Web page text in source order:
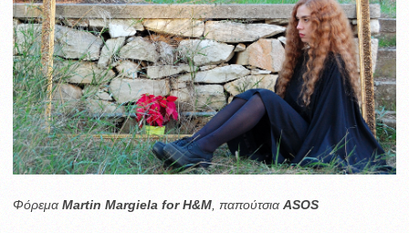
Φόρεμα Martin Margiela for H&M, παπούτσια ASOS